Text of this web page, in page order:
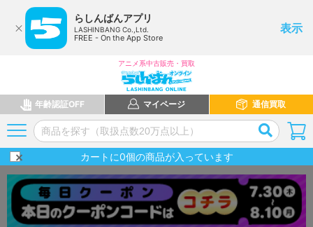
らしんばんアプリ
LASHINBANG Co.,Ltd.
FREE - On the App Store
表示
アニメ系中古販売・買取
年齢認証OFF マイページ 通信買取
カートに0個の商品が入っています